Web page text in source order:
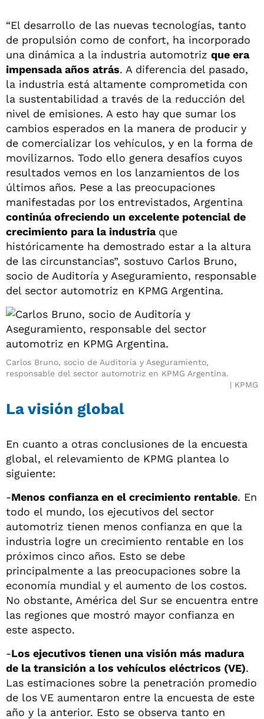
“El desarrollo de las nuevas tecnologías, tanto
de propulsión como de confort, ha incorporado
una dinámica a la industria automotriz que era
impensada años atrás. A diferencia del pasado,
la industria está altamente comprometida con
la sustentabilidad a través de la reducción del
nivel de emisiones. A esto hay que sumar los
cambios esperados en la manera de producir y
de comercializar los vehículos, y en la forma de
movilizarnos. Todo ello genera desafíos cuyos
resultados vemos en los lanzamientos de los
últimos años. Pese a las preocupaciones
manifestadas por los entrevistados, Argentina
continúa ofreciendo un excelente potencial de
crecimiento para la industria que
históricamente ha demostrado estar a la altura
de las circunstancias”, sostuvo Carlos Bruno,
socio de Auditoría y Aseguramiento, responsable
del sector automotriz en KPMG Argentina.
Carlos Bruno, socio de Auditoría y Aseguramiento,
responsable del sector automotriz en KPMG Argentina.
KPMG
La visión global
En cuanto a otras conclusiones de la encuesta
global, el relevamiento de KPMG plantea lo
siguiente:
-Menos confianza en el crecimiento rentable. En
todo el mundo, los ejecutivos del sector
automotriz tienen menos confianza en que la
industria logre un crecimiento rentable en los
próximos cinco años. Esto se debe
principalmente a las preocupaciones sobre la
economía mundial y el aumento de los costos.
No obstante, América del Sur se encuentra entre
las regiones que mostró mayor confianza en
este aspecto.
-Los ejecutivos tienen una visión más madura
de la transición a los vehículos eléctricos (VE).
Las estimaciones sobre la penetración promedio
de los VE aumentaron entre la encuesta de este
año y la anterior. Esto se observa tanto en